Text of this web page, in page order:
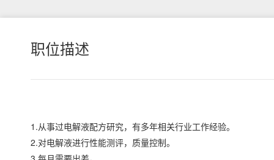
职位描述
1.从事过电解液配方研究，有多年相关行业工作经验。
2.对电解液进行性能测评，质量控制。